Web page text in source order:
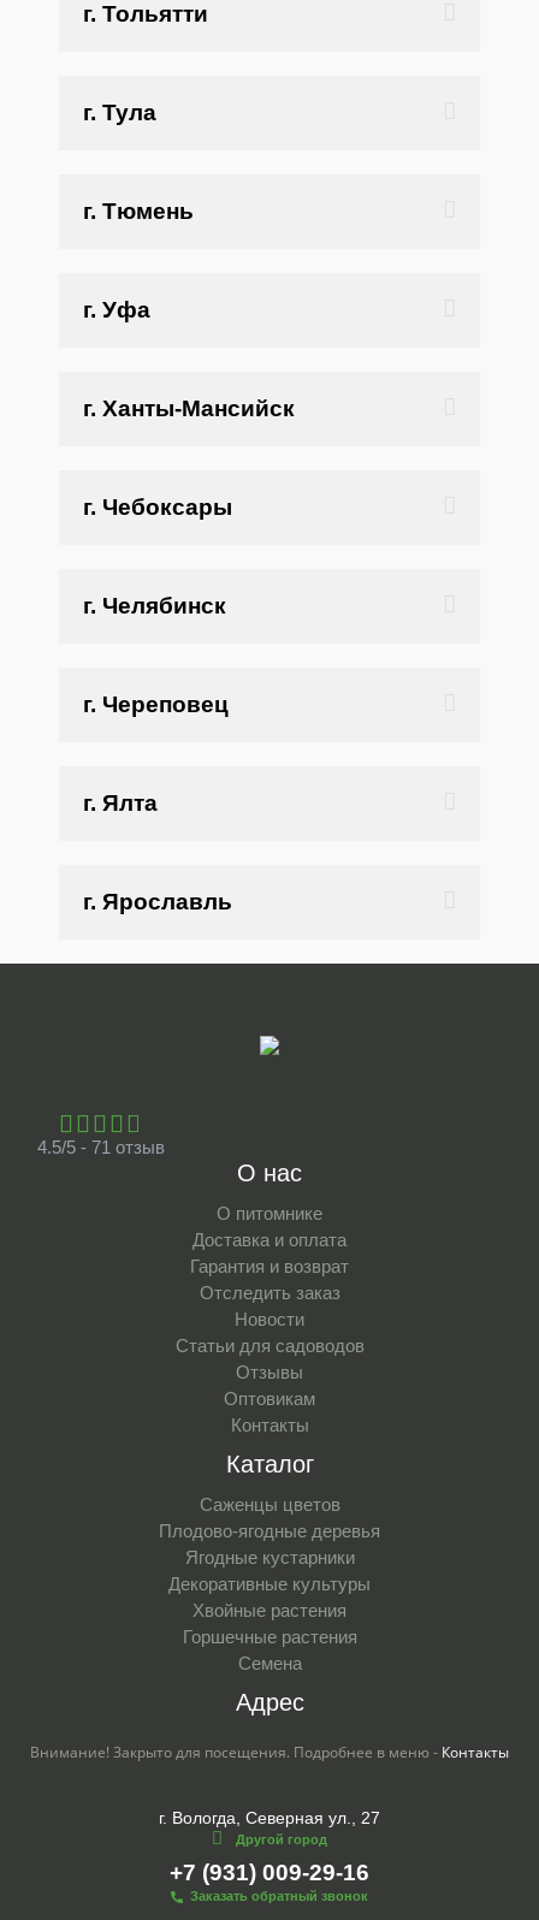
г. Тольятти
г. Тула
г. Тюмень
г. Уфа
г. Ханты-Мансийск
г. Чебоксары
г. Челябинск
г. Череповец
г. Ялта
г. Ярославль
4.5/5 - 71 отзыв
О нас
О питомнике
Доставка и оплата
Гарантия и возврат
Отследить заказ
Новости
Статьи для садоводов
Отзывы
Оптовикам
Контакты
Каталог
Саженцы цветов
Плодово-ягодные деревья
Ягодные кустарники
Декоративные культуры
Хвойные растения
Горшечные растения
Семена
Адрес
Внимание! Закрыто для посещения. Подробнее в меню - Контакты
г. Вологда, Северная ул., 27
Другой город
+7 (931) 009-29-16
Заказать обратный звонок